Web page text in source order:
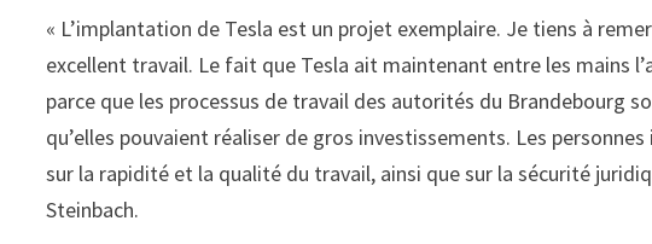
« L’implantation de Tesla est un projet exemplaire. Je tiens à
excellent travail. Le fait que Tesla ait maintenant entre les mains
parce que les processus de travail des autorités du Brandebourg
qu’elles pouvaient réaliser de gros investissements. Les
sur la rapidité et la qualité du travail, ainsi que sur la sécurité
Steinbach.